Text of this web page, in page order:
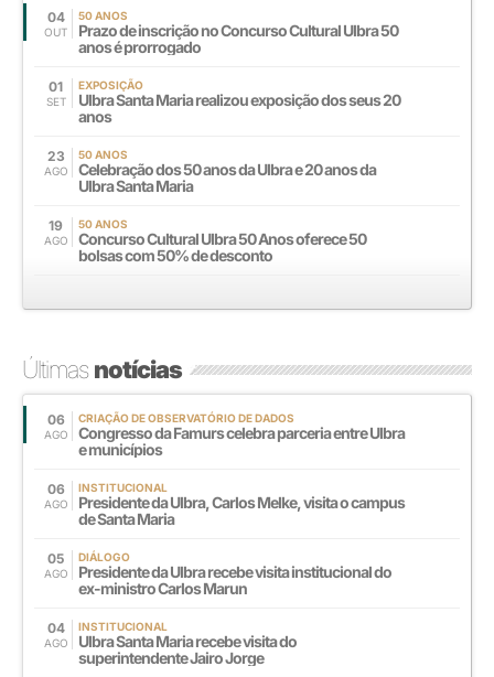
04
OUT
50 ANOS
Prazo de inscrição no Concurso Cultural Ulbra 50
anos é prorrogado
01
SET
EXPOSIÇÃO
Ulbra Santa Maria realizou exposição dos seus 20
anos
23
AGO
50 ANOS
Celebração dos 50 anos da Ulbra e 20 anos da
Ulbra Santa Maria
19
AGO
50 ANOS
Concurso Cultural Ulbra 50 Anos oferece 50
bolsas com 50% de desconto
Últimasnotícias
06
AGO
CRIAÇÃO DE OBSERVATÓRIO DE DADOS
Congresso da Famurs celebra parceria entre Ulbra
e municípios
06
AGO
INSTITUCIONAL
Presidente da Ulbra, Carlos Melke, visita o campus
de Santa Maria
05
AGO
DIÁLOGO
Presidente da Ulbra recebe visita institucional do
ex-ministro Carlos Marun
04
AGO
INSTITUCIONAL
Ulbra Santa Maria recebe visita do
superintendente Jairo Jorge